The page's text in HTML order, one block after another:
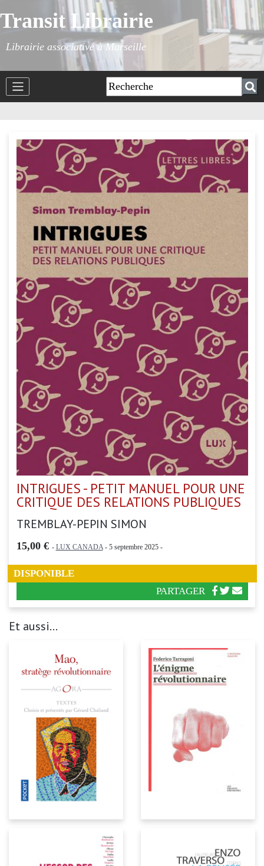
Transit Librairie
Librairie associative à Marseille
INTRIGUES - PETIT MANUEL POUR UNE
CRITIQUE DES RELATIONS PUBLIQUES
TREMBLAY-PEPIN SIMON
15,00 € - LUX CANADA- 5 septembre 2025 -
DISPONIBLE
PARTAGER
Et aussi...